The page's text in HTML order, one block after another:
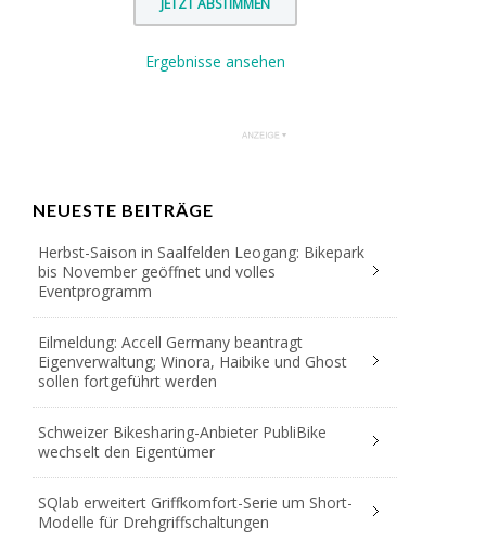
Ergebnisse ansehen
NEUESTE BEITRÄGE
Herbst-Saison in Saalfelden Leogang: Bikepark
bis November geöffnet und volles
Eventprogramm
Eilmeldung: Accell Germany beantragt
Eigenverwaltung; Winora, Haibike und Ghost
sollen fortgeführt werden
Schweizer Bikesharing-Anbieter PubliBike
wechselt den Eigentümer
SQlab erweitert Griffkomfort-Serie um Short-
Modelle für Drehgriffschaltungen